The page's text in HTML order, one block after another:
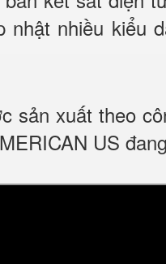
nhật nhiều kiểu
sản xuất theo
US